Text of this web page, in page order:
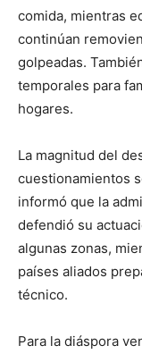
comida, mientras
continúan
golpeadas.
temporales para
hogares.
La magnitud del
cuestionamientos
informó que la
defendió su
algunas zonas,
países aliados
técnico.
Para la diáspora